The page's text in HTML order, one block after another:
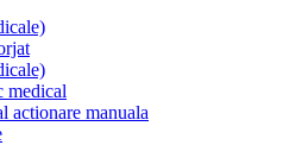
medical
actionare manuala